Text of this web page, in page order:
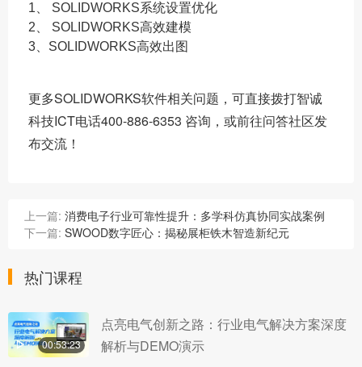
1、 SOLIDWORKS系统设置优化
2、 SOLIDWORKS高效建模
3、SOLIDWORKS高效出图
更多SOLIDWORKS软件相关问题，可直接拨打智诚
科技ICT电话400-886-6353 咨询，或前往问答社区发
布交流！
上一篇: 消费电子行业可靠性提升：多学科仿真协同实战案例
下一篇: SWOOD数字匠心：揭秘展柜铁木智造新纪元
热门课程
00:53:23
点亮电气创新之路：行业电气解决方案深度
解析与DEMO演示